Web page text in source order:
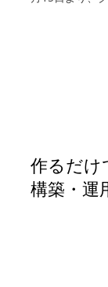
作るだけ
構築・運